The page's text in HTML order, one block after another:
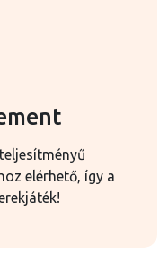
elérhető, így a